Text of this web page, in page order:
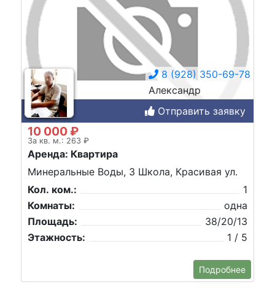
8 (928) 350-69-78
Александр
Отправить заявку
10 000 ₽
За кв. м.: 263 ₽
Аренда: Квартира
Минеральные Воды, 3 Школа, Красивая ул.
Кол. ком.:
1
Комнаты:
одна
Площадь:
38/20/13
Этажность:
1 / 5
Подробнее